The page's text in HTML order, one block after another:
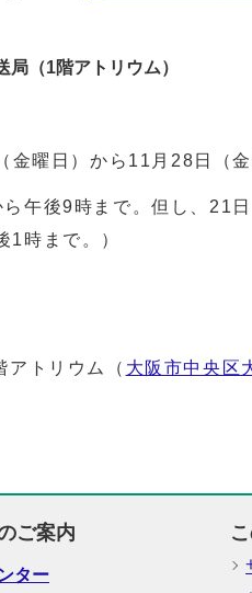
局（1階アトリウム）
金曜日）から11月28日（
ら午後9時まで。但し、21
1時まで。）
アトリウム（ 大阪市中央区
ご案内
ター